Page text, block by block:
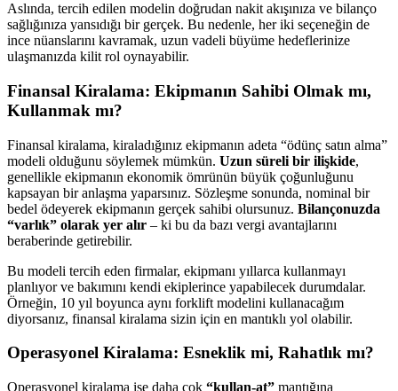
Aslında, tercih edilen modelin doğrudan nakit akışınıza ve bilanço
sağlığınıza yansıdığı bir gerçek. Bu nedenle, her iki seçeneğin de
ince nüanslarını kavramak, uzun vadeli büyüme hedeflerinize
ulaşmanızda kilit rol oynayabilir.
Finansal Kiralama: Ekipmanın Sahibi Olmak mı,
Kullanmak mı?
Finansal kiralama, kiraladığınız ekipmanın adeta “ödünç satın alma”
modeli olduğunu söylemek mümkün. Uzun süreli bir ilişkide,
genellikle ekipmanın ekonomik ömrünün büyük çoğunluğunu
kapsayan bir anlaşma yaparsınız. Sözleşme sonunda, nominal bir
bedel ödeyerek ekipmanın gerçek sahibi olursunuz. Bilançonuzda
“varlık” olarak yer alır – ki bu da bazı vergi avantajlarını
beraberinde getirebilir.
Bu modeli tercih eden firmalar, ekipmanı yıllarca kullanmayı
planlıyor ve bakımını kendi ekiplerince yapabilecek durumdalar.
Örneğin, 10 yıl boyunca aynı forklift modelini kullanacağım
diyorsanız, finansal kiralama sizin için en mantıklı yol olabilir.
Operasyonel Kiralama: Esneklik mi, Rahatlık mı?
Operasyonel kiralama ise daha çok “kullan-at” mantığına